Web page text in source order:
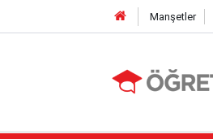
Manşetler